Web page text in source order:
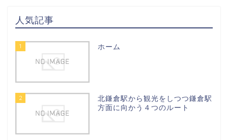
人気記事
1 ホーム
2
北鎌倉駅から観光をしつつ鎌倉駅
方面に向かう４つのルート